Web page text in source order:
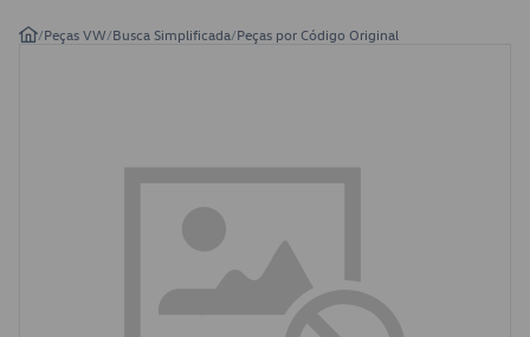
/Peças VW/Busca Simplificada/Peças por Código Original